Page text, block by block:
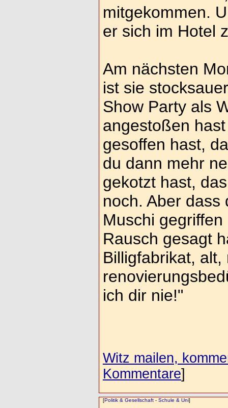
mitgekommen.
er sich im Hotel
Am nächsten
ist sie
Show Party als
angestoßen
gesoffen hast,
du dann mehr
gekotzt hast,
noch. Aber dass
Muschi
Rausch gesagt
Billigfabrikat,
ich dir nie!"
Witz mailen,
Kommentare]
[Politik & Gesellschaft- Schule & Uni]